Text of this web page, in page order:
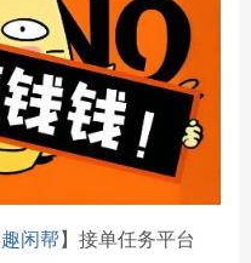
趣闲帮】接单任务平台